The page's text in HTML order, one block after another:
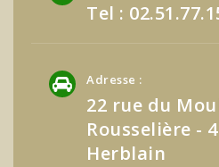
Tel :
Adresse :
22 rue du
Rousselière -
Herblain